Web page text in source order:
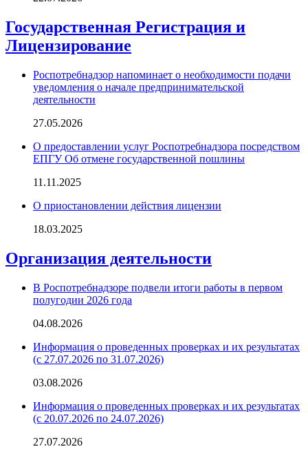
Государственная Регистрация и
Лицензирование
Роспотребнадзор напоминает о необходимости подачи
уведомления о начале предпринимательской
деятельности
27.05.2026
О предоставлении услуг Роспотребнадзора посредством
ЕПГУ Об отмене государственной пошлины
11.11.2025
О приостановлении действия лицензии
18.03.2025
Организация деятельности
В Роспотребнадзоре подвели итоги работы в первом
полугодии 2026 года
04.08.2026
Информация о проведенных проверках и их результатах
(с 27.07.2026 по 31.07.2026)
03.08.2026
Информация о проведенных проверках и их результатах
(с 20.07.2026 по 24.07.2026)
27.07.2026